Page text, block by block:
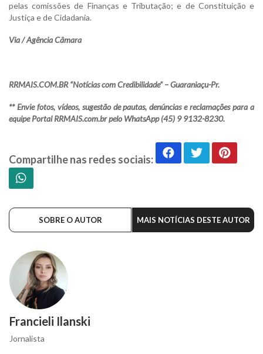
pelas comissões de Finanças e Tributação; e de Constituição e
Justiça e de Cidadania.
Via / Agência Câmara
RRMAIS.COM.BR “Notícias com Credibilidade” – Guaraniaçu-Pr.
** Envie fotos, vídeos, sugestão de pautas, denúncias e reclamações para a
equipe Portal RRMAIS.com.br pelo WhatsApp (45) 9 9132-8230.
Compartilhe nas redes sociais:
SOBRE O AUTOR MAIS NOTÍCIAS DESTE AUTOR
Francieli Ilanski
Jornalista